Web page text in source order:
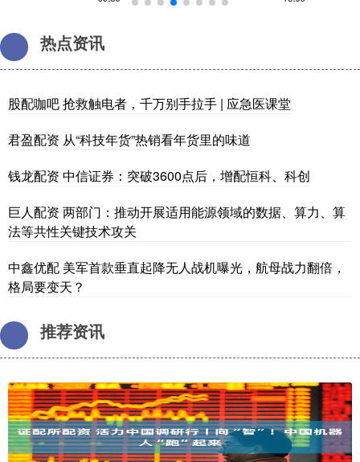
热点资讯
股配咖吧 抢救触电者，千万别手拉手 | 应急医课堂
君盈配资 从“科技年货”热销看年货里的味道
钱龙配资 中信证券：突破3600点后，增配恒科、科创
巨人配资 两部门：推动开展适用能源领域的数据、算力、算
法等共性关键技术攻关
中鑫优配 美军首款垂直起降无人战机曝光，航母战力翻倍，
格局要变天？
推荐资讯